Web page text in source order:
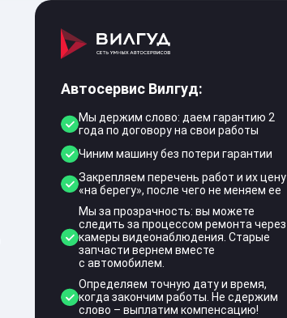
Автосервис Вилгуд:
Мы держим слово: даем гарантию 2
года по договору на свои работы
Чиним машину без потери гарантии
Закрепляем перечень работ и их цену
«на берегу», после чего не меняем ее
Мы за прозрачность: вы можете
следить за процессом ремонта через
камеры видеонаблюдения. Старые
запчасти вернем вместе
с автомобилем.
Определяем точную дату и время,
когда закончим работы. Не сдержим
слово – выплатим компенсацию!